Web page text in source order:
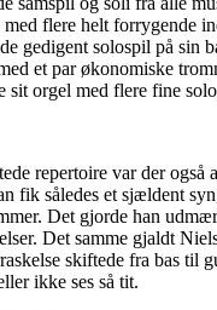
flere helt forrygende
gedigent solospil på sin
et par økonomiske
sit orgel med flere fine
repertoire var der også
fik således et sjældent
Det gjorde han
Det samme gjaldt
skiftede fra bas til
ikke ses så tit.